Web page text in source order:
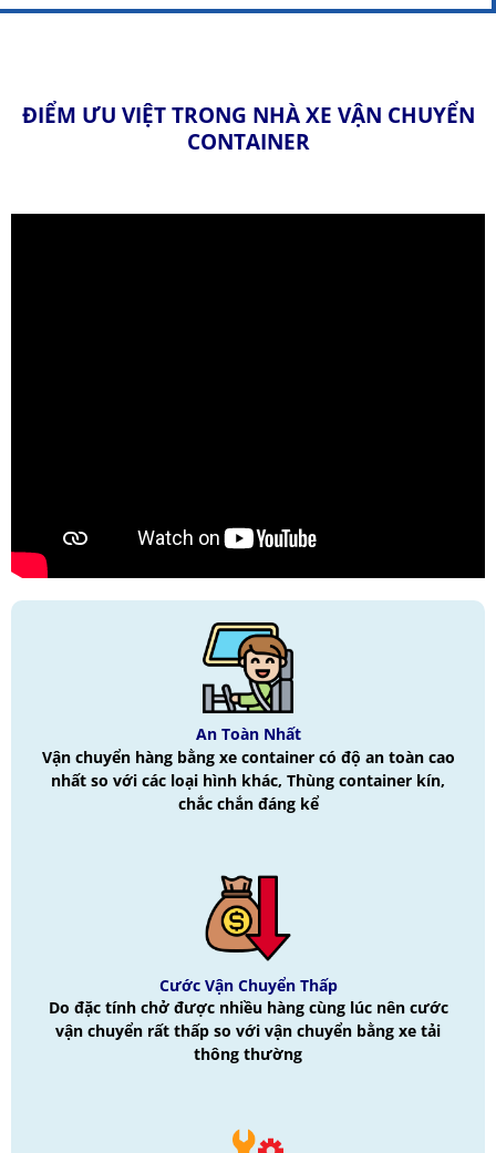
ĐIỂM ƯU VIỆT TRONG NHÀ XE VẬN CHUYỂN
CONTAINER
An Toàn Nhất
Vận chuyển hàng bằng xe container có độ an toàn cao
nhất so với các loại hình khác, Thùng container kín,
chắc chắn đáng kể
Cước Vận Chuyển Thấp
Do đặc tính chở được nhiều hàng cùng lúc nên cước
vận chuyển rất thấp so với vận chuyển bằng xe tải
thông thường